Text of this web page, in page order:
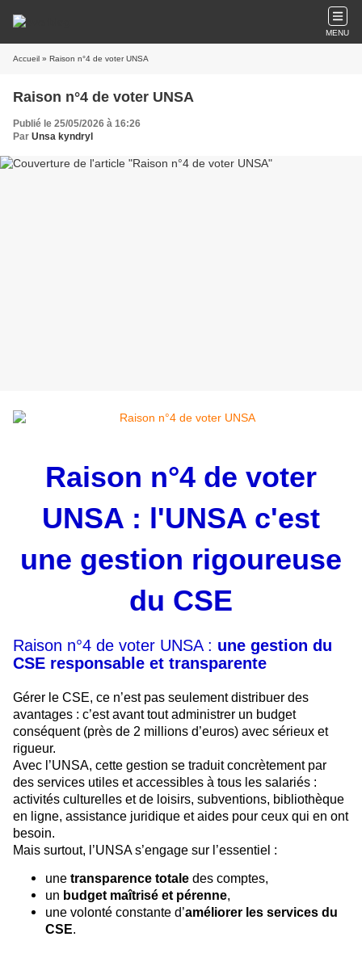
MENU
Accueil » Raison n°4 de voter UNSA
Raison n°4 de voter UNSA
Publié le 25/05/2026 à 16:26
Par Unsa kyndryl
Raison n°4 de voter
UNSA : l'UNSA c'est
une gestion rigoureuse
du CSE
Raison n°4 de voter UNSA : une gestion du
CSE responsable et transparente
Gérer le CSE, ce n’est pas seulement distribuer des
avantages : c’est avant tout administrer un budget
conséquent (près de 2 millions d’euros) avec sérieux et
rigueur.
Avec l’UNSA, cette gestion se traduit concrètement par
des services utiles et accessibles à tous les salariés :
activités culturelles et de loisirs, subventions, bibliothèque
en ligne, assistance juridique et aides pour ceux qui en ont
besoin.
Mais surtout, l’UNSA s’engage sur l’essentiel :
une transparence totale des comptes,
un budget maîtrisé et pérenne,
une volonté constante d’améliorer les services du
CSE.